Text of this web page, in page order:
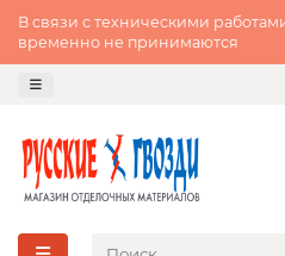
В связи с техническими
временно не принимаются